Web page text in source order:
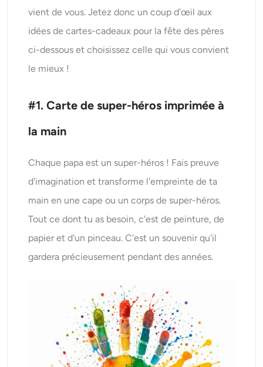
vient de vous. Jetez donc un coup d'œil aux
idées de cartes-cadeaux pour la fête des pères
ci-dessous et choisissez celle qui vous convient
le mieux !
#1. Carte de super-héros imprimée à
la main
Chaque papa est un super-héros ! Fais preuve
d'imagination et transforme l'empreinte de ta
main en une cape ou un corps de super-héros.
Tout ce dont tu as besoin, c'est de peinture, de
papier et d'un pinceau. C'est un souvenir qu'il
gardera précieusement pendant des années.